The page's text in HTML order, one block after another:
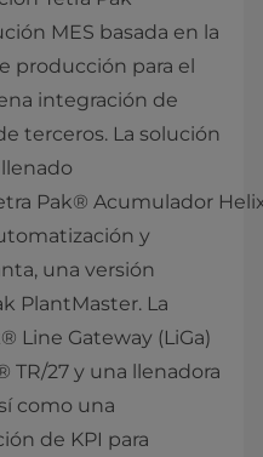
MES basada en la
producción para el
integración de
terceros. La solución
Pak® Acumulador
y
una versión
PlantMaster. La
Line Gateway (LiGa)
TR/27 y una llenadora
como una
de KPI para